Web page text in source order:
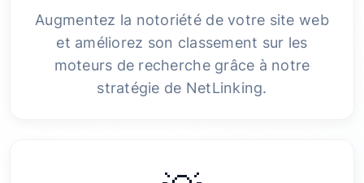
Augmentez la notoriété de votre site web
et améliorez son classement sur les
moteurs de recherche grâce à notre
stratégie de NetLinking.